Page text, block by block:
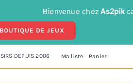
Bienvenue chezAs2pik
BOUTIQUE DE JEUX
DEPUIS 2006 Ma liste Panier